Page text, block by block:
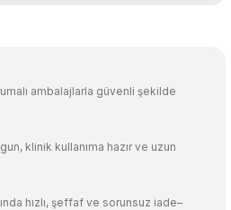
görüntülenemiyor.
bulunuyor.
pahalı.
olmalı.
ambalajlarla güvenli şekilde
klinik kullanıma hazır ve uzun
hızlı, şeffaf ve sorunsuz iade–